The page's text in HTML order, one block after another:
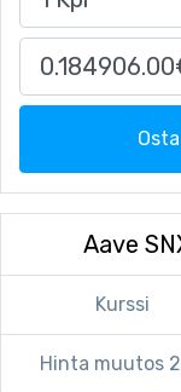
Aave
Kurssi
Hinta muutos